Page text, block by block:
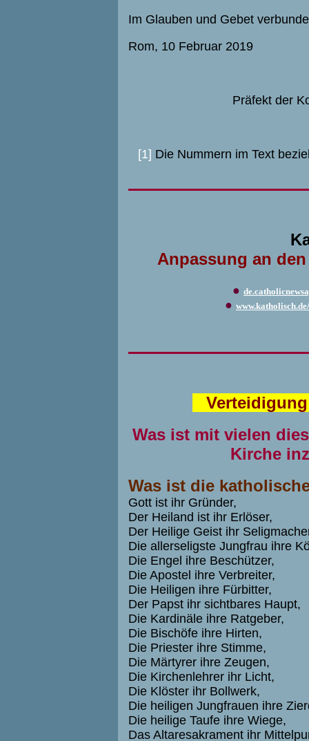
Im Glauben und Gebet
Rom, 10 Februar 2019
Präfekt der
[1] Die Nummern im Text
Anpassung an
●
●
Was ist mit vielen
Kirche
Was ist die
Gott ist ihr Gründer,
Der Heiland ist ihr Erlöser,
Der Heilige Geist ihr
Die allerseligste Jungfrau ihre
Die Engel ihre Beschützer,
Die Apostel ihre Verbreiter,
Die Heiligen ihre Fürbitter,
Der Papst ihr sichtbares Haupt,
Die Kardinäle ihre Ratgeber,
Die Bischöfe ihre Hirten,
Die Priester ihre Stimme,
Die Märtyrer ihre Zeugen,
Die Kirchenlehrer ihr Licht,
Die Klöster ihr Bollwerk,
Die heiligen Jungfrauen ihre
Die heilige Taufe ihre Wiege,
Das Altaresakrament ihr